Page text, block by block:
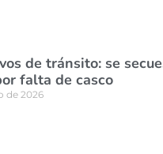
de tránsito: se
falta de casco
de 2026